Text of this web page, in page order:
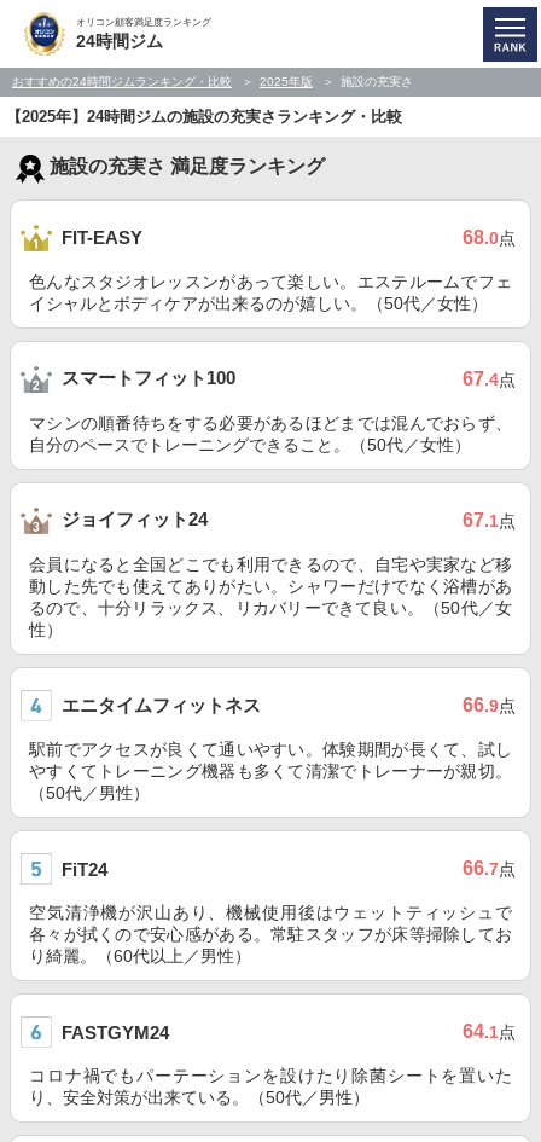
オリコン顧客満足度ランキング
24時間ジム
おすすめの24時間ジムランキング・比較 2025年版 施設の充実さ
【2025年】24時間ジムの施設の充実さランキング・比較
施設の充実さ 満足度ランキング
FIT-EASY 68.0点
色んなスタジオレッスンがあって楽しい。エステルームでフェ
イシャルとボディケアが出来るのが嬉しい。（50代／女性）
スマートフィット100 67.4点
マシンの順番待ちをする必要があるほどまでは混んでおらず、
自分のペースでトレーニングできること。（50代／女性）
ジョイフィット24 67.1点
会員になると全国どこでも利用できるので、自宅や実家など移
動した先でも使えてありがたい。シャワーだけでなく浴槽があ
るので、十分リラックス、リカバリーできて良い。（50代／女
性）
エニタイムフィットネス 66.9点
駅前でアクセスが良くて通いやすい。体験期間が長くて、試し
やすくてトレーニング機器も多くて清潔でトレーナーが親切。
（50代／男性）
FiT24 66.7点
空気清浄機が沢山あり、機械使用後はウェットティッシュで
各々が拭くので安心感がある。常駐スタッフが床等掃除してお
り綺麗。（60代以上／男性）
FASTGYM24 64.1点
コロナ禍でもパーテーションを設けたり除菌シートを置いた
り、安全対策が出来ている。（50代／男性）